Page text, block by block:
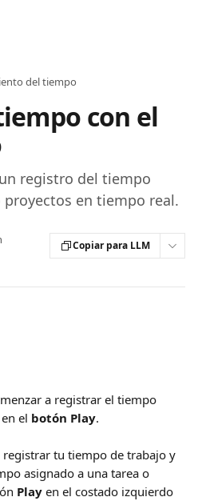
del tiempo
con el
registro del tiempo
en tiempo real.
Copiar para LLM
a registrar el tiempo
el botón Play.
registrar tu tiempo de trabajo y
asignado a una tarea o
Play en el costado izquierdo